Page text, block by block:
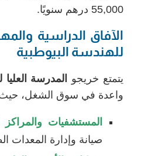
55,000 درهم سنويًا.
الآفاق الدراسية
للهندسة البيوطبية
يتمتع خريجو المدرسة العليا
واعدة في سوق الشغل،
المستشفيات
صيانة وإدارة المعدات